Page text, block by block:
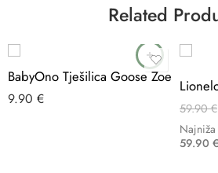
Related
BabyOno Tješilica Goose Zoe
9.90 €
59.90€
59.90 €